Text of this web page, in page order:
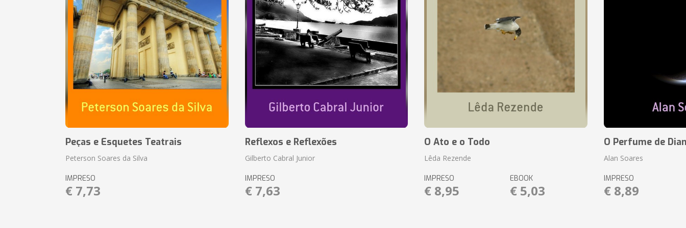
Peças e Esquetes Teatrais
Peterson Soares da Silva
IMPRESO
€ 7,73
Reflexos e Reflexões
Gilberto Cabral Junior
IMPRESO
€ 7,63
O Ato e o Todo
Lêda Rezende
IMPRESO
€ 8,95
EBOOK
€ 5,03
O Perfume de
Alan Soares
IMPRESO
€ 8,89